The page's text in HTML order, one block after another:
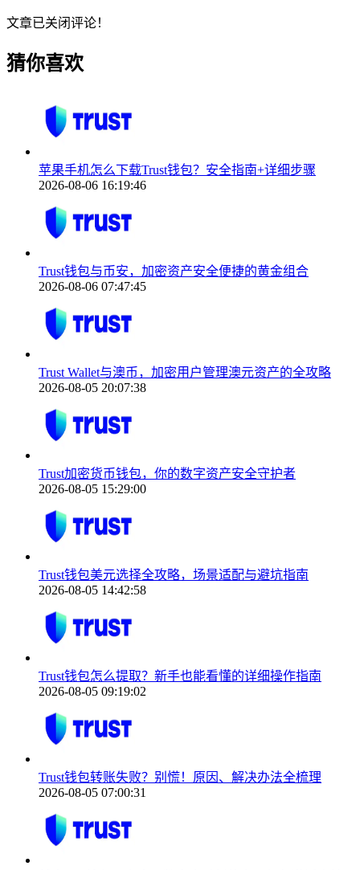
文章已关闭评论！
猜你喜欢
苹果手机怎么下载Trust钱包？安全指南+详细步骤
2026-08-06 16:19:46
Trust钱包与币安，加密资产安全便捷的黄金组合
2026-08-06 07:47:45
Trust Wallet与澳币，加密用户管理澳元资产的全攻略
2026-08-05 20:07:38
Trust加密货币钱包，你的数字资产安全守护者
2026-08-05 15:29:00
Trust钱包美元选择全攻略，场景适配与避坑指南
2026-08-05 14:42:58
Trust钱包怎么提取？新手也能看懂的详细操作指南
2026-08-05 09:19:02
Trust钱包转账失败？别慌！原因、解决办法全梳理
2026-08-05 07:00:31